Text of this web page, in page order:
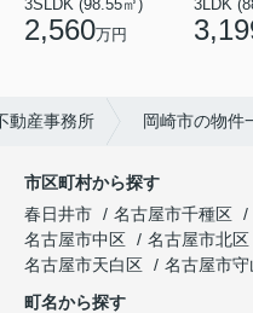
3SLDK (98.55㎡)
2,560万円
3LDK
動産事務所 岡崎市の物件
市区町村から探す
春日井市
名古屋市千種区
名古屋市中区
名古屋市北区
名古屋市天白区
名古屋市守
町名から探す